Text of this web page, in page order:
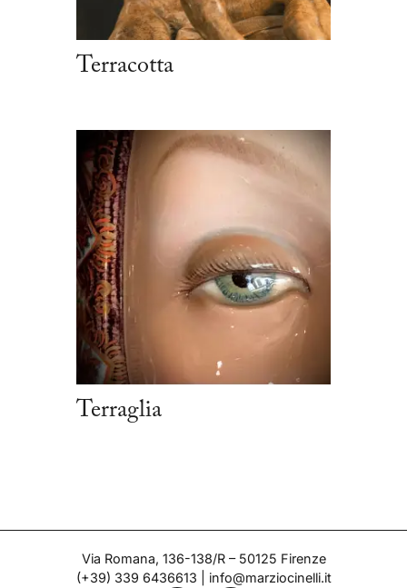
Terracotta
Terraglia
Via Romana, 136-138/R – 50125 Firenze
(+39) 339 6436613
info@marziocinelli.it